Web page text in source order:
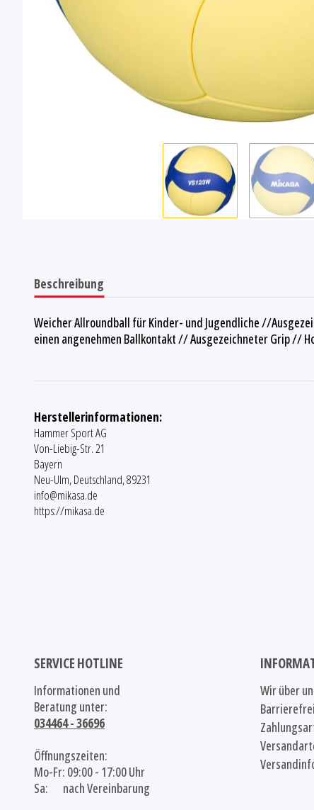
Beschreibung
Weicher Allroundball für Kinder- und Jugendliche //
einen angenehmen Ballkontakt // Ausgezeichneter Grip //
Herstellerinformationen:
Hammer Sport AG
Von-Liebig-Str. 21
Bayern
Neu-Ulm, Deutschland, 89231
info@mikasa.de
https://mikasa.de
SERVICE HOTLINE
Informationen und
Beratung unter:
034464 - 36696
Öffnungszeiten:
Mo-Fr: 09:00 - 17:00 Uhr
Sa: nach Vereinbarung
Wir über